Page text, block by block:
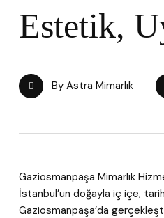
Estetik,
By Astra Mimarlık
Gaziosmanpaşa Mimarlık
İstanbul’un doğayla iç içe,
Gaziosmanpaşa’da